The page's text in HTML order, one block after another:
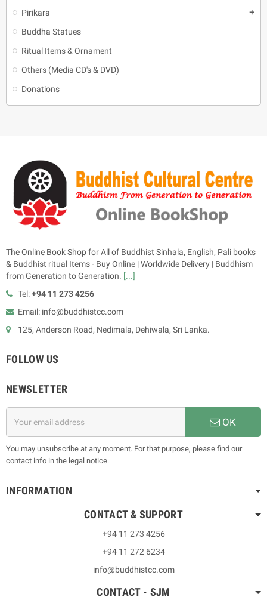
Pirikara add
Buddha Statues
Ritual Items & Ornament
Others (Media CD's & DVD)
Donations
The Online Book Shop for All of Buddhist Sinhala, English, Pali books
& Buddhist ritual Items - Buy Online | Worldwide Delivery | Buddhism
from Generation to Generation. [...]
Tel:+94 11 273 4256
Email: info@buddhistcc.com
125, Anderson Road, Nedimala, Dehiwala, Sri Lanka.
FOLLOW US
NEWSLETTER
OK
You may unsubscribe at any moment. For that purpose, please find our
contact info in the legal notice.
INFORMATION
CONTACT & SUPPORT
+94 11 273 4256
+94 11 272 6234
info@buddhistcc.com
CONTACT - SJM